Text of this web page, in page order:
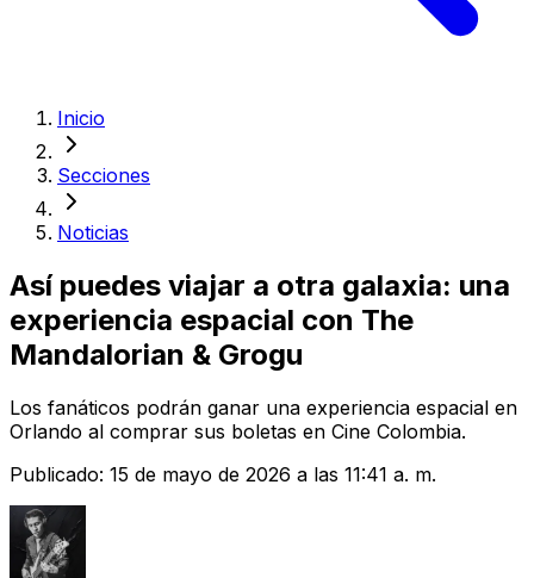
Inicio
Secciones
Noticias
Así puedes viajar a otra galaxia: una
experiencia espacial con The
Mandalorian & Grogu
Los fanáticos podrán ganar una experiencia espacial en
Orlando al comprar sus boletas en Cine Colombia.
Publicado: 15 de mayo de 2026 a las 11:41 a. m.